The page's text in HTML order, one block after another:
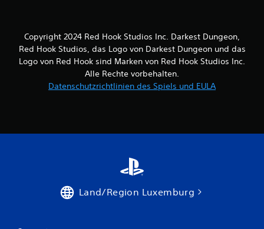
Copyright 2024 Red Hook Studios Inc. Darkest Dungeon,
Red Hook Studios, das Logo von Darkest Dungeon und das
Logo von Red Hook sind Marken von Red Hook Studios Inc.
Alle Rechte vorbehalten.
Datenschutzrichtlinien des Spiels und EULA
Land/Region Luxemburg